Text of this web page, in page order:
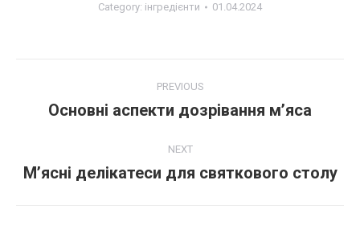
Category: інгредієнти 01.04.2024
PREVIOUS
Основні аспекти дозрівання м’яса
NEXT
М’ясні делікатеси для святкового столу